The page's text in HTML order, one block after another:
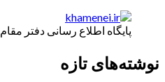
پایگاه اطلاع رسانی دفتر
نوشته‌های تازه